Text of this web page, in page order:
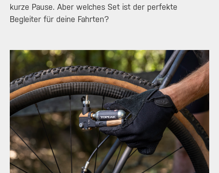
kurze Pause. Aber welches Set ist der perfekte
Begleiter für deine Fahrten?